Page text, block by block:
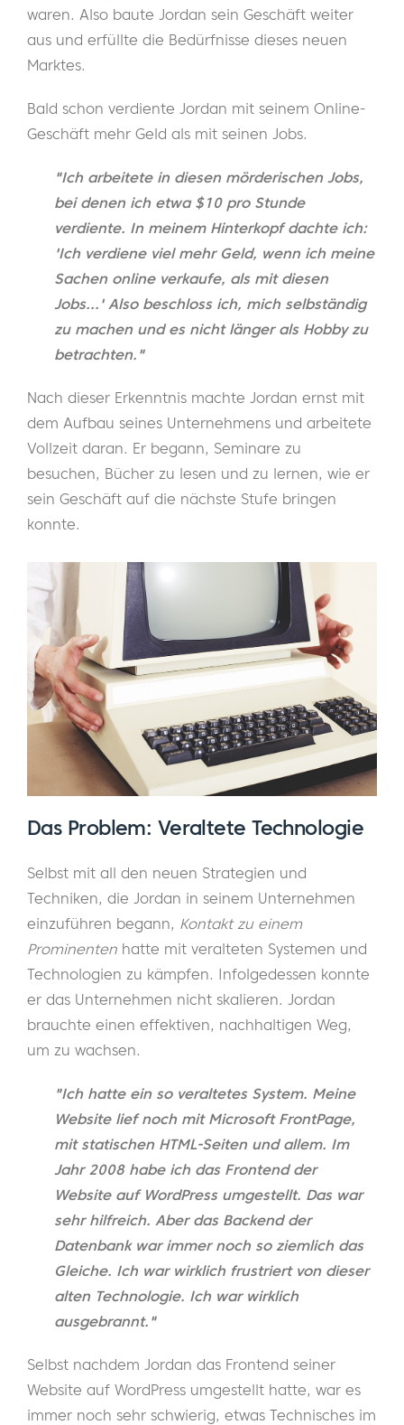
waren. Also baute Jordan sein Geschäft weiter
aus und erfüllte die Bedürfnisse dieses neuen
Marktes.
Bald schon verdiente Jordan mit seinem Online-
Geschäft mehr Geld als mit seinen Jobs.
"Ich arbeitete in diesen mörderischen Jobs,
bei denen ich etwa $10 pro Stunde
verdiente. In meinem Hinterkopf dachte ich:
'Ich verdiene viel mehr Geld, wenn ich meine
Sachen online verkaufe, als mit diesen
Jobs...' Also beschloss ich, mich selbständig
zu machen und es nicht länger als Hobby zu
betrachten."
Nach dieser Erkenntnis machte Jordan ernst mit
dem Aufbau seines Unternehmens und arbeitete
Vollzeit daran. Er begann, Seminare zu
besuchen, Bücher zu lesen und zu lernen, wie er
sein Geschäft auf die nächste Stufe bringen
konnte.
Das Problem: Veraltete Technologie
Selbst mit all den neuen Strategien und
Techniken, die Jordan in seinem Unternehmen
einzuführen begann, Kontakt zu einem
Prominenten hatte mit veralteten Systemen und
Technologien zu kämpfen. Infolgedessen konnte
er das Unternehmen nicht skalieren. Jordan
brauchte einen effektiven, nachhaltigen Weg,
um zu wachsen.
"Ich hatte ein so veraltetes System. Meine
Website lief noch mit Microsoft FrontPage,
mit statischen HTML-Seiten und allem. Im
Jahr 2008 habe ich das Frontend der
Website auf WordPress umgestellt. Das war
sehr hilfreich. Aber das Backend der
Datenbank war immer noch so ziemlich das
Gleiche. Ich war wirklich frustriert von dieser
alten Technologie. Ich war wirklich
ausgebrannt."
Selbst nachdem Jordan das Frontend seiner
Website auf WordPress umgestellt hatte, war es
immer noch sehr schwierig, etwas Technisches im